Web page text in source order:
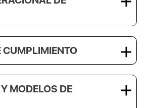
CUMPLIMIENTO
MODELOS DE